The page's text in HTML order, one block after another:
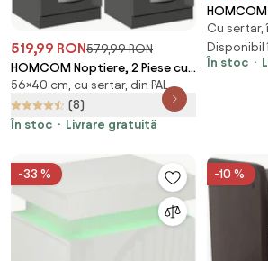
519,99 RON579,99 RON
HOMCOM Noptiere, 2 Piese cu
3 Sertare, pentru dormitor si
sufragerie Elegant si Modern,
40x36x56cm, Gri | Aosom
56×40 cm, cu sertar, din PAL
(8)
În stoc
Livrare gratuită
cu Sertar,
Aosom
Cu sertar,
Disponibil
În stoc
-33 % -10 %